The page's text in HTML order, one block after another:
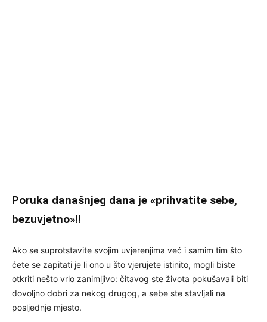
Poruka današnjeg dana je «prihvatite sebe,
bezuvjetno»!!
Ako se suprotstavite svojim uvjerenjima već i samim tim što
ćete se zapitati je li ono u što vjerujete istinito, mogli biste
otkriti nešto vrlo zanimljivo: čitavog ste života pokušavali biti
dovoljno dobri za nekog drugog, a sebe ste stavljali na
posljednje mjesto.